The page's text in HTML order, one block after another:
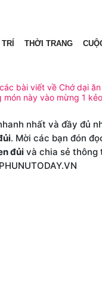
THỜI TRANG
bài viết về Chớ dại
này vào mừng 1
nhất và đầy đủ
. Mời các bạn đón
đủi và chia sẻ thông